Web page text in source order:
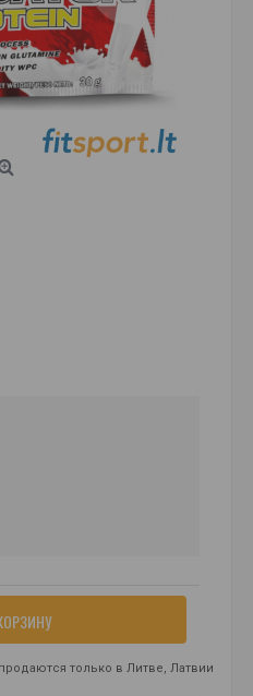
только в Литве, Латвии